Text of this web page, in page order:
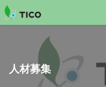
人材募集